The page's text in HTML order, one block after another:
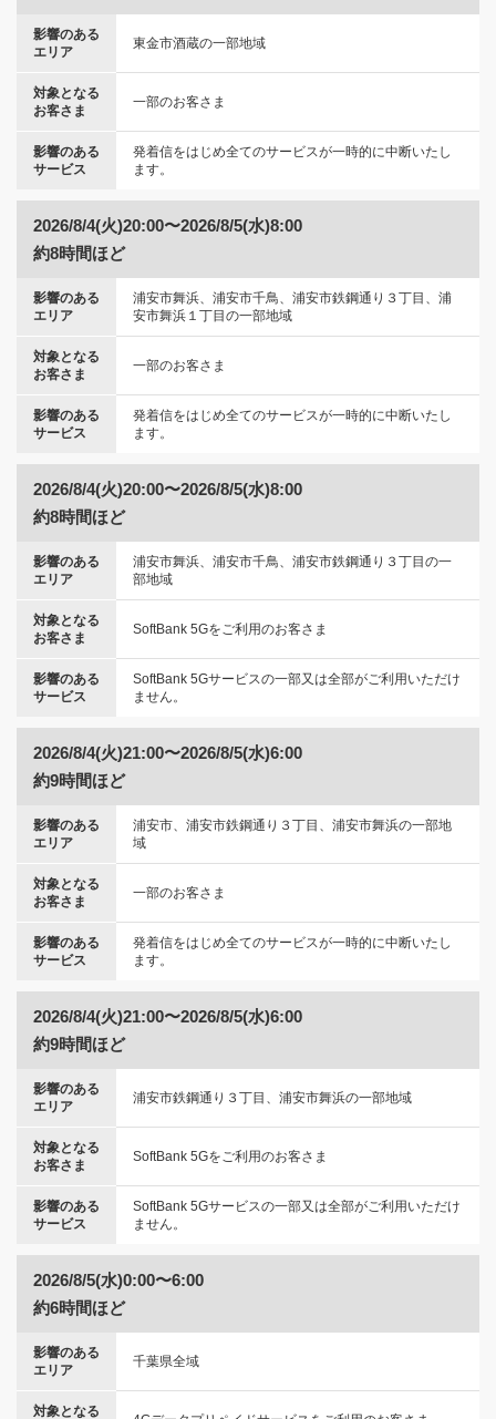
影響のある
エリア
東金市酒蔵の一部地域
対象となる
お客さま
一部のお客さま
影響のある
サービス
発着信をはじめ全てのサービスが一時的に中断いたし
ます。
2026/8/4(火)20:00〜2026/8/5(水)8:00
約8時間ほど
影響のある
エリア
浦安市舞浜、浦安市千鳥、浦安市鉄鋼通り３丁目、浦
安市舞浜１丁目の一部地域
対象となる
お客さま
一部のお客さま
影響のある
サービス
発着信をはじめ全てのサービスが一時的に中断いたし
ます。
2026/8/4(火)20:00〜2026/8/5(水)8:00
約8時間ほど
影響のある
エリア
浦安市舞浜、浦安市千鳥、浦安市鉄鋼通り３丁目の一
部地域
対象となる
お客さま
SoftBank 5Gをご利用のお客さま
影響のある
サービス
SoftBank 5Gサービスの一部又は全部がご利用いただけ
ません。
2026/8/4(火)21:00〜2026/8/5(水)6:00
約9時間ほど
影響のある
エリア
浦安市、浦安市鉄鋼通り３丁目、浦安市舞浜の一部地
域
対象となる
お客さま
一部のお客さま
影響のある
サービス
発着信をはじめ全てのサービスが一時的に中断いたし
ます。
2026/8/4(火)21:00〜2026/8/5(水)6:00
約9時間ほど
影響のある
エリア
浦安市鉄鋼通り３丁目、浦安市舞浜の一部地域
対象となる
お客さま
SoftBank 5Gをご利用のお客さま
影響のある
サービス
SoftBank 5Gサービスの一部又は全部がご利用いただけ
ません。
2026/8/5(水)0:00〜6:00
約6時間ほど
影響のある
エリア
千葉県全域
対象となる